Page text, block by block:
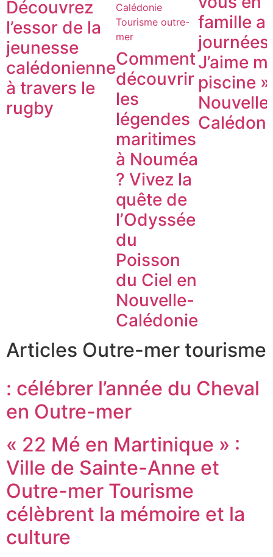
Découvrez
l’essor de la
jeunesse
calédonienne
à travers le
rugby
Calédonie
Tourisme outre-
mer
Comment
découvrir
les
légendes
maritimes
à Nouméa
? Vivez la
quête de
l’Odyssée
du
Poisson
du Ciel en
Nouvelle-
Calédonie
famille
journées
J’aime
piscine
Articles Outre-mer tourisme
: célébrer l’année du Cheval
en Outre-mer
« 22 Mé en Martinique » :
Ville de Sainte-Anne et
Outre-mer Tourisme
célèbrent la mémoire et la
culture